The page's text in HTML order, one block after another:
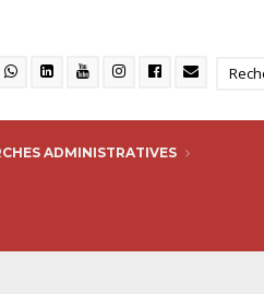
ADMINISTRATIVES